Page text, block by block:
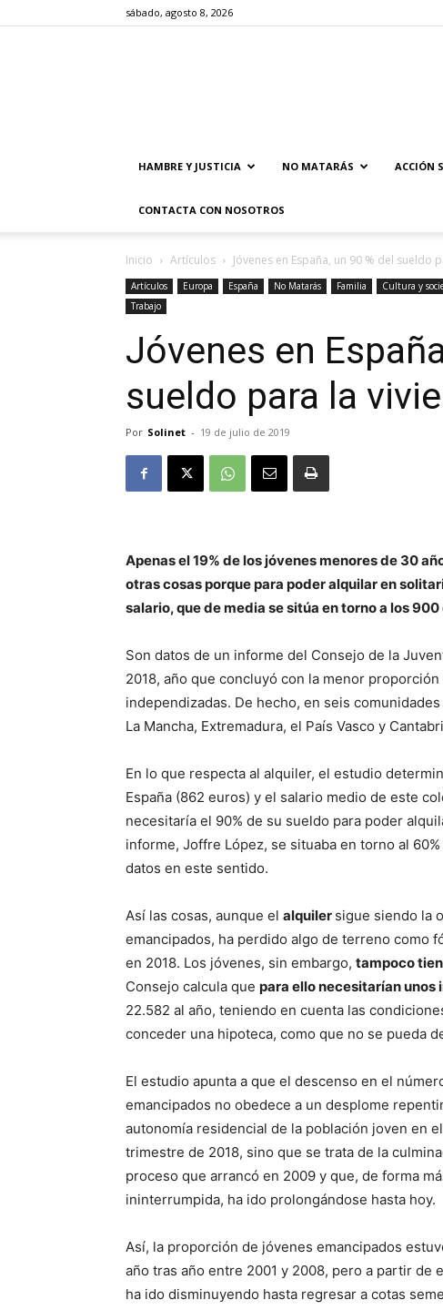
sábado, agosto 8, 2026
HAMBRE Y JUSTICIA NO MATARÁS ACCIÓN
CONTACTA CON NOSOTROS
Inicio Artículos Jóvenes en España, un 90 % del sueldo
Artículos Europa España No Matarás Familia Cultura y
Trabajo
Jóvenes en
sueldo para la
Por Solinet - 19 de julio de 2019
Apenas el 19% de los jóvenes menores de 30
otras cosas porque para poder alquilar en
salario, que de media se sitúa en torno a los
Son datos de un informe del Consejo de la
2018, año que concluyó con la menor
independizadas. De hecho, en seis
La Mancha, Extremadura, el País Vasco y
En lo que respecta al alquiler, el estudio
España (862 euros) y el salario medio de este
necesitaría el 90% de su sueldo para poder
informe, Joffre López, se situaba en torno al
datos en este sentido.
Así las cosas, aunque el alquiler sigue siendo la
emancipados, ha perdido algo de terreno como
en 2018. Los jóvenes, sin embargo, tampoco
Consejo calcula que para ello necesitarían unos
22.582 al año, teniendo en cuenta las
conceder una hipoteca, como que no se pueda
El estudio apunta a que el descenso en el
emancipados no obedece a un desplome
autonomía residencial de la población joven en
trimestre de 2018, sino que se trata de la
proceso que arrancó en 2009 y que, de forma
ininterrumpida, ha ido prolongándose hasta hoy.
Así, la proporción de jóvenes emancipados
año tras año entre 2001 y 2008, pero a partir de
ha ido disminuyendo hasta regresar a cotas